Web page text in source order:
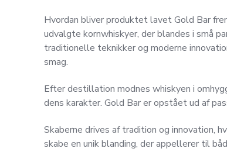
Hvordan bliver produktet lavet Gold Bar
udvalgte kornwhiskyer, der blandes i små
traditionelle teknikker og moderne
smag.
Efter destillation modnes whiskyen i
dens karakter. Gold Bar er opstået ud af
Skaberne drives af tradition og innovation,
skabe en unik blanding, der appellerer til